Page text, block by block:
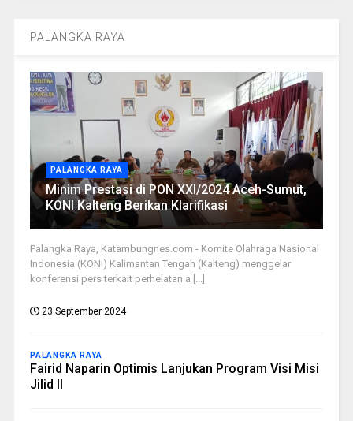
PALANGKA RAYA
PALANGKA RAYA
Minim Prestasi di PON XXI/2024 Aceh-Sumut,
KONI Kalteng Berikan Klarifikasi
Palangka Raya, Katambungnes.com - Komite Olahraga Nasional
Indonesia (KONI) Kalimantan Tengah (Kalteng) menggelar
konferensi pers terkait perhelatan a [...]
23 September 2024
PALANGKA RAYA
Fairid Naparin Optimis Lanjukan Program Visi Misi
Jilid II